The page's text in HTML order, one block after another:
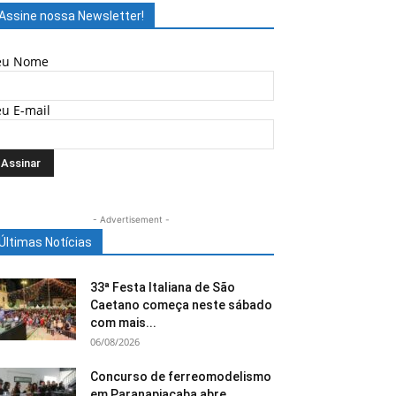
nossa Newsletter!
Nome
E-mail
- Advertisement -
Notícias
33ª Festa Italiana de São
Caetano começa neste sábado
com mais...
06/08/2026
Concurso de ferreomodelismo